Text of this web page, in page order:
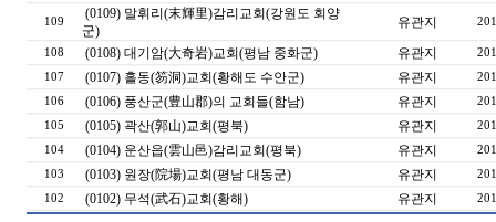
109
(0109) 말휘리(末輝里)감리교회(강원도 회양
군)
유관지
108 (0108) 대기암(大奇岩)교회(평남 중화군) 유관지
107
(0107) 홀동(笏洞)교회(황해도 수안군) 유관지
106
(0106) 풍산군(豊山郡)의 교회들(함남) 유관지
105
(0105) 곽산(郭山)교회(평북) 유관지
104
(0104) 운산읍(雲山邑)감리교회(평북) 유관지
103
(0103) 원장(院場)교회(평남 대동군) 유관지
102
(0102) 무석(武石)교회(황해) 유관지